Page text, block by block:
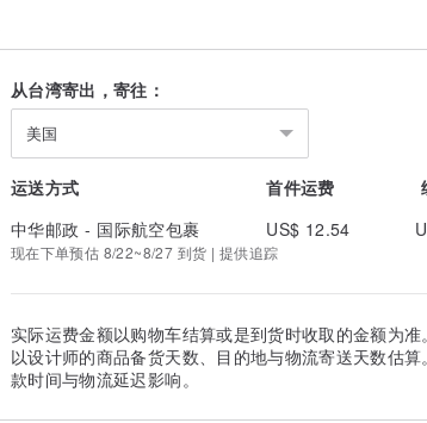
从台湾寄出，寄往：
美国
运送方式 首件运费
中华邮政 - 国际航空包裹
US$ 12.54
现在下单预估 8/22~8/27 到货 | 提供追踪
实际运费金额以购物车结算或是到货时收取的金额为准。
以设计师的商品备货天数、目的地与物流寄送天数估
款时间与物流延迟影响。